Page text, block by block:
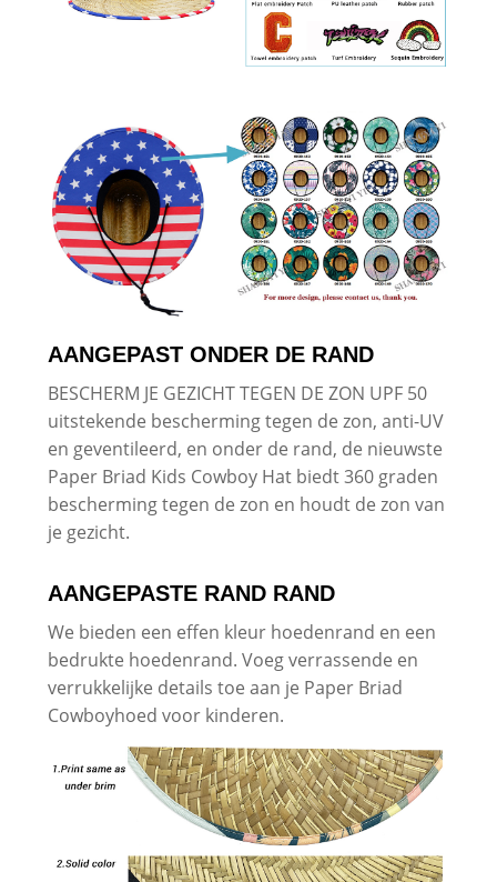
AANGEPAST ONDER DE RAND
BESCHERM JE GEZICHT TEGEN DE ZON UPF 50
uitstekende bescherming tegen de zon, anti-UV
en geventileerd, en onder de rand, de nieuwste
Paper Briad Kids Cowboy Hat biedt 360 graden
bescherming tegen de zon en houdt de zon van
je gezicht.
AANGEPASTE RAND RAND
We bieden een effen kleur hoedenrand en een
bedrukte hoedenrand. Voeg verrassende en
verrukkelijke details toe aan je Paper Briad
Cowboyhoed voor kinderen.